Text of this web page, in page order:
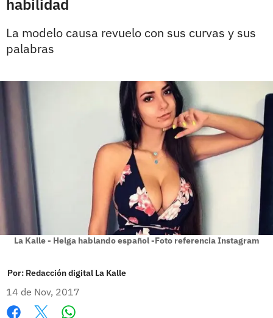
habilidad
La modelo causa revuelo con sus curvas y sus
palabras
La Kalle - Helga hablando español -Foto referencia Instagram
Por: Redacción digital La Kalle
14 de Nov, 2017